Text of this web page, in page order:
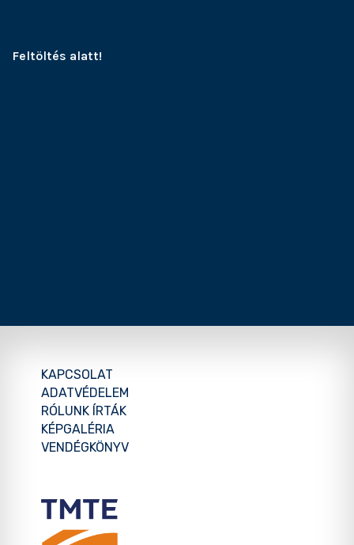
Feltöltés alatt!
KAPCSOLAT
ADATVÉDELEM
RÓLUNK ÍRTÁK
KÉPGALÉRIA
VENDÉGKÖNYV